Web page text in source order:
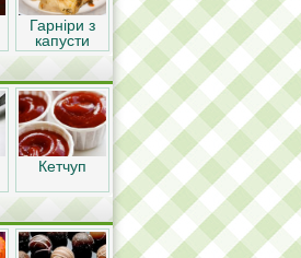
Гарніри з
капусти
Кетчуп